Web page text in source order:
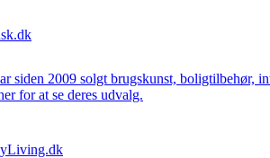
siden 2009 solgt brugskunst, boligtilbehør,
for at se deres udvalg.